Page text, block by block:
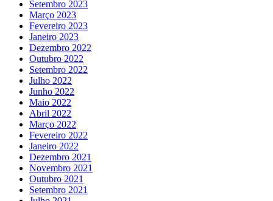
Setembro 2023
Março 2023
Fevereiro 2023
Janeiro 2023
Dezembro 2022
Outubro 2022
Setembro 2022
Julho 2022
Junho 2022
Maio 2022
Abril 2022
Março 2022
Fevereiro 2022
Janeiro 2022
Dezembro 2021
Novembro 2021
Outubro 2021
Setembro 2021